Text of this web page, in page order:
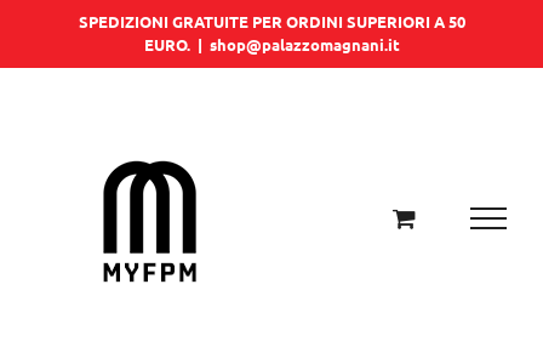
SPEDIZIONI GRATUITE PER ORDINI SUPERIORI A 50
EURO. | shop@palazzomagnani.it